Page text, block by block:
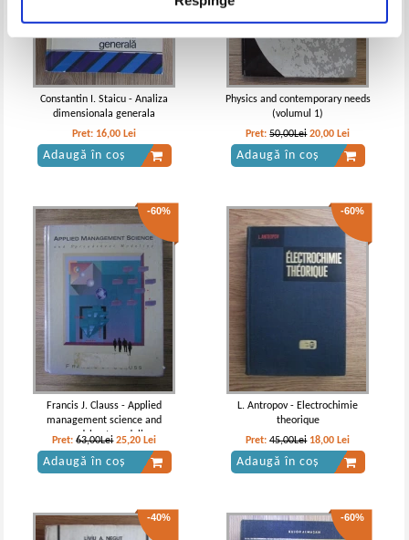
Constantin I. Staicu - Analiza
dimensionala generala
Pret: 16,00 Lei
Adaugă în coș
Physics and contemporary needs
(volumul 1)
Pret:50,00Lei 20,00 Lei
Adaugă în coș
-60%
Francis J. Clauss - Applied
management science and
spreadsheet modeling
Pret:63,00Lei 25,20 Lei
Adaugă în coș
-60%
L. Antropov - Electrochimie
theorique
Pret:45,00Lei 18,00 Lei
Adaugă în coș
-40% -60%